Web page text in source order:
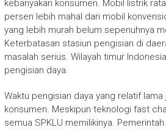
kebanyakan konsumen. Mobil listrik
persen lebih mahal dari mobil
yang lebih murah belum sepenuhnya
Keterbatasan stasiun pengisian di
masalah serius. Wilayah timur
pengisian daya.
Waktu pengisian daya yang relatif
konsumen. Meskipun teknologi fast
semua SPKLU memilikinya.